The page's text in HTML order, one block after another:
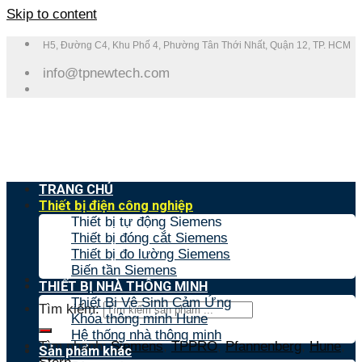
Skip to content
H5, Đường C4, Khu Phố 4, Phường Tân Thới Nhất, Quận 12, TP. HCM
info@tpnewtech.com
Tìm kiếm:
Tìm nhanh:Siemens,TPPRO,Pfannenberg,Hune,
TRANG CHỦ
Thiết bị điện công nghiệp
Thiết bị tự động Siemens
Thiết bị đóng cắt Siemens
Thiết bị đo lường Siemens
Biến tần Siemens
THIẾT BỊ NHÀ THÔNG MINH
Thiết Bị Vệ Sinh Cảm Ứng
Khóa thông minh Hune
Hệ thống nhà thông minh
Sản phẩm khác